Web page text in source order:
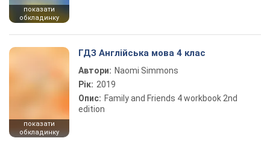
показати
обкладинку
показати
обкладинку
ГДЗ Англійська мова 4 клас
Автори: Naomi Simmons
Рік: 2019
Опис: Family and Friends 4 workbook 2nd
edition